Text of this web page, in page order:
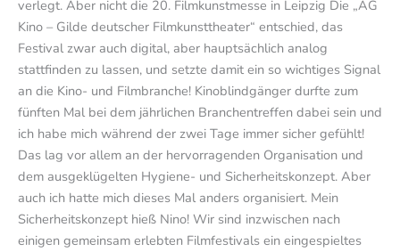
verlegt. Aber nicht die 20. Filmkunstmesse in Leipzig Die „AG
Kino – Gilde deutscher Filmkunsttheater“ entschied, das
Festival zwar auch digital, aber hauptsächlich analog
stattfinden zu lassen, und setzte damit ein so wichtiges Signal
an die Kino- und Filmbranche! Kinoblindgänger durfte zum
fünften Mal bei dem jährlichen Branchentreffen dabei sein und
ich habe mich während der zwei Tage immer sicher gefühlt!
Das lag vor allem an der hervorragenden Organisation und
dem ausgeklügelten Hygiene- und Sicherheitskonzept. Aber
auch ich hatte mich dieses Mal anders organisiert. Mein
Sicherheitskonzept hieß Nino! Wir sind inzwischen nach
einigen gemeinsam erlebten Filmfestivals ein eingespieltes